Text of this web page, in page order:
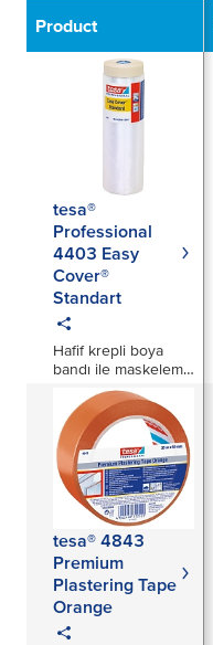
Product
tesa®
Professional
4403 Easy
Cover®
Standart
Hafif krepli boya
bandı ile maskeleme
tesa® 4843
Premium
Plastering Tape
Orange